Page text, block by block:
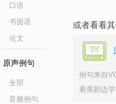
口语
书面语
论文
原声例句
全部
音频例句
或者看看其
例句来自
看美剧边学